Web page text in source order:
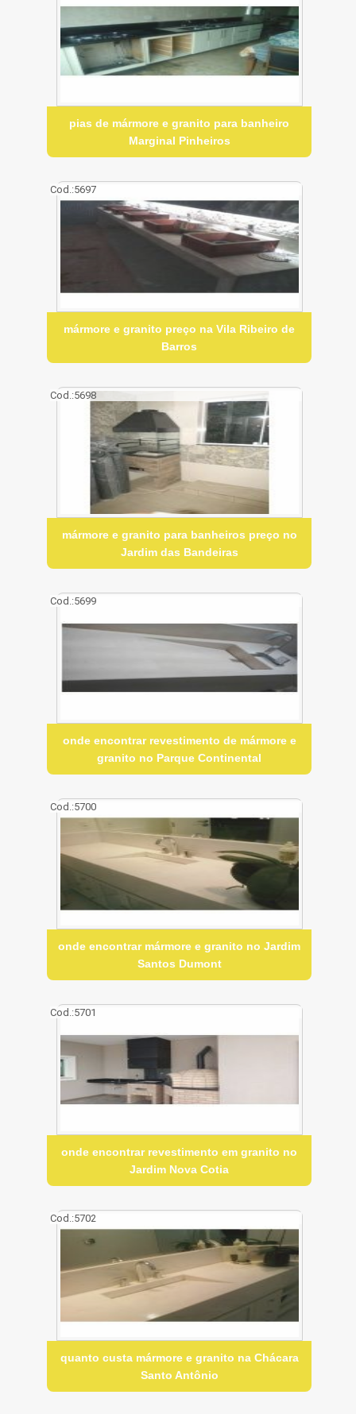
pias de mármore e granito para banheiro
Marginal Pinheiros
Cod.:5697
mármore e granito preço na Vila Ribeiro de
Barros
Cod.:5698
mármore e granito para banheiros preço no
Jardim das Bandeiras
Cod.:5699
onde encontrar revestimento de mármore e
granito no Parque Continental
Cod.:5700
onde encontrar mármore e granito no Jardim
Santos Dumont
Cod.:5701
onde encontrar revestimento em granito no
Jardim Nova Cotia
Cod.:5702
quanto custa mármore e granito na Chácara
Santo Antônio